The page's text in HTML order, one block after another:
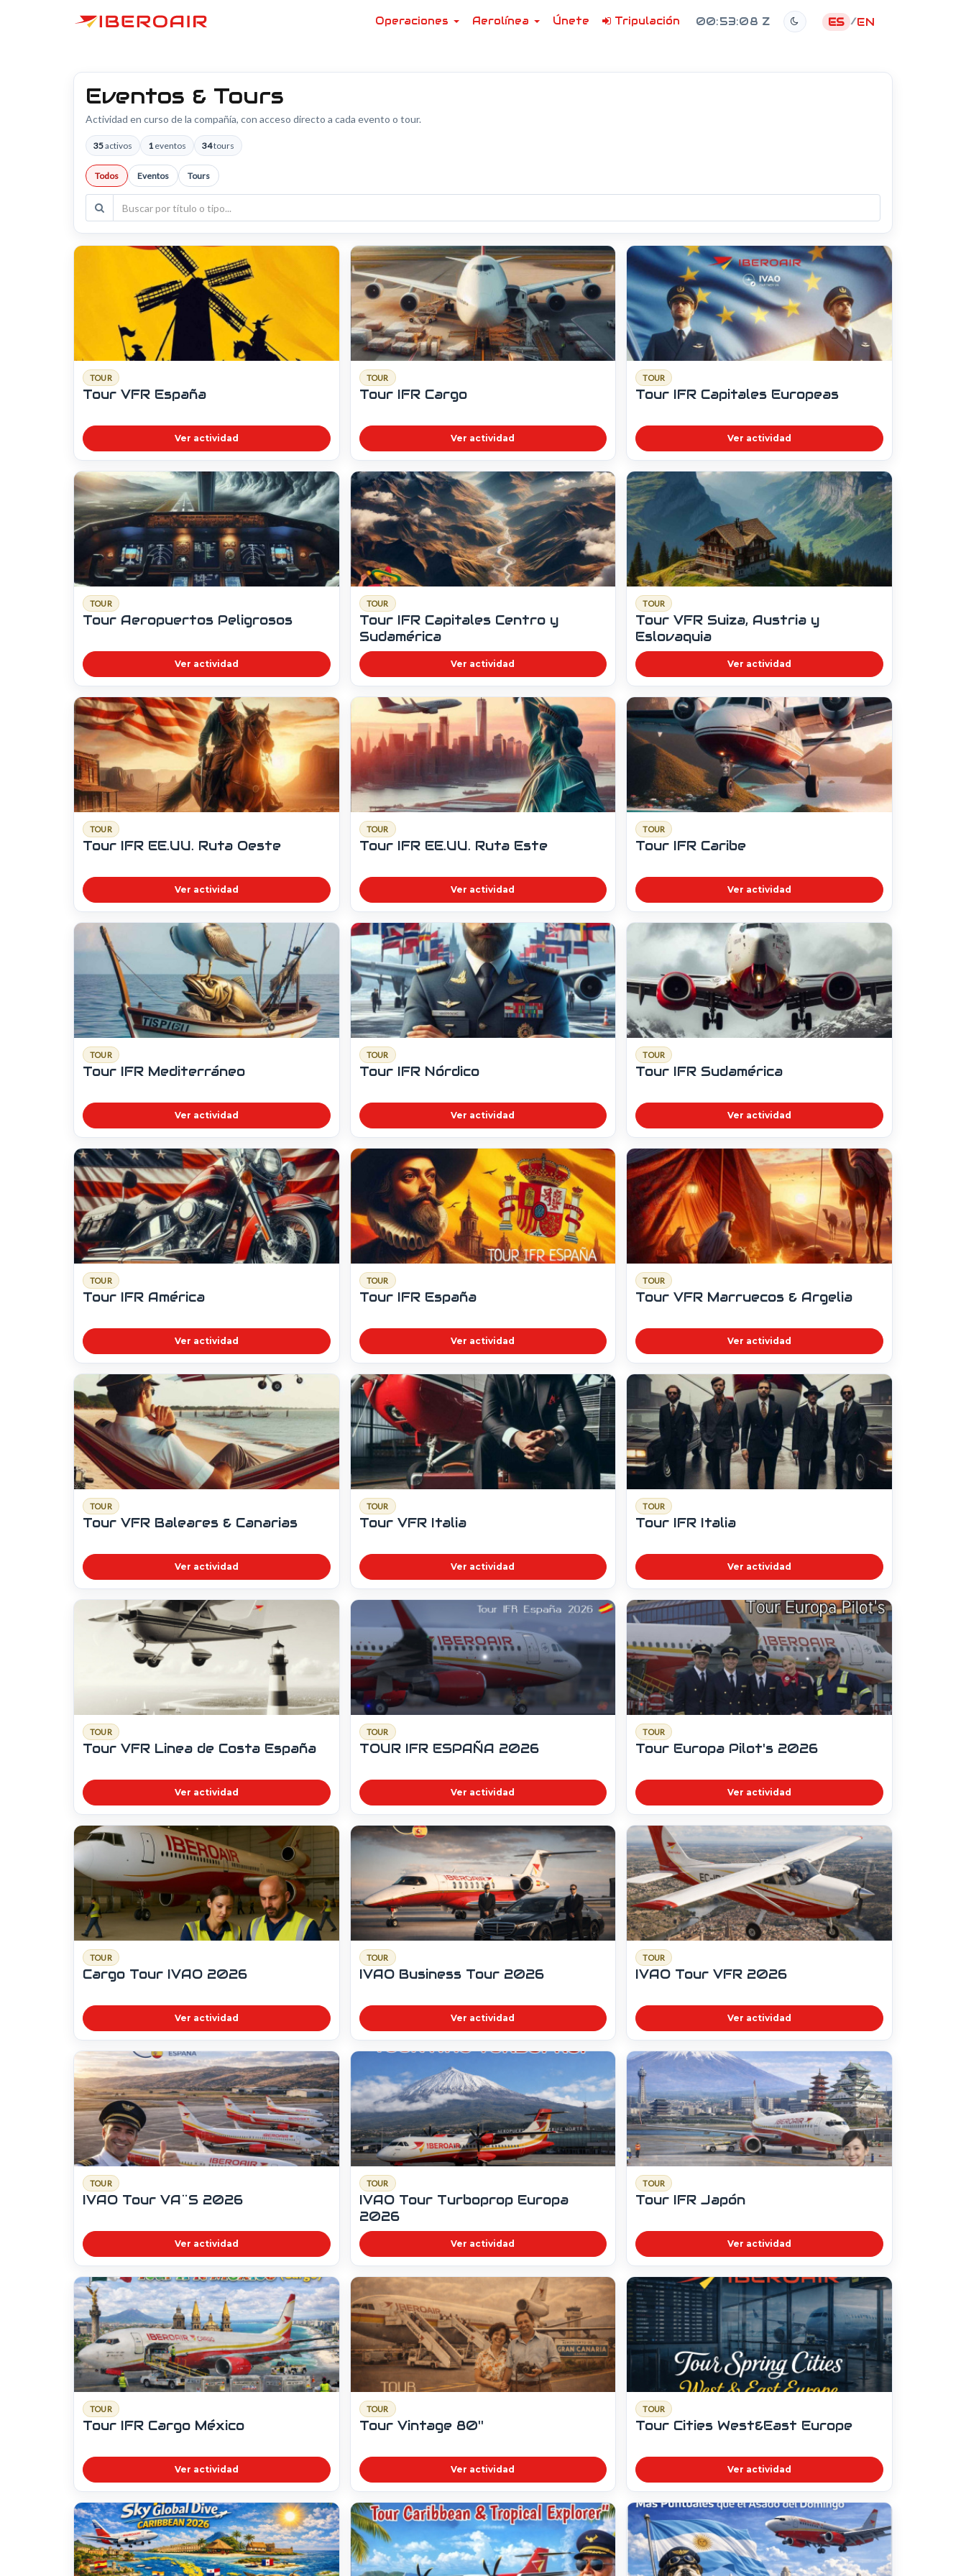
Inicio
Operaciones Aerolínea Únete Tripulación 00:53:10 Z ES /EN
Eventos & Tours
Actividad en curso de la compañía, con acceso directo a cada evento o tour.
35activos 1eventos 34tours
Todos Eventos Tours
TOUR
Tour VFR España
Ver actividad
TOUR
Tour IFR Cargo
Ver actividad
TOUR
Tour IFR Capitales Europeas
Ver actividad
TOUR
Tour Aeropuertos Peligrosos
Ver actividad
TOUR
Tour IFR Capitales Centro y
Sudamérica
Ver actividad
TOUR
Tour VFR Suiza, Austria y
Eslovaquia
Ver actividad
TOUR
Tour IFR EE.UU. Ruta Oeste
Ver actividad
TOUR
Tour IFR EE.UU. Ruta Este
Ver actividad
TOUR
Tour IFR Caribe
Ver actividad
TOUR
Tour IFR Mediterráneo
Ver actividad
TOUR
Tour IFR Nórdico
Ver actividad
TOUR
Tour IFR Sudamérica
Ver actividad
TOUR
Tour IFR América
Ver actividad
TOUR
Tour IFR España
Ver actividad
TOUR
Tour VFR Marruecos & Argelia
Ver actividad
TOUR
Tour VFR Baleares & Canarias
Ver actividad
TOUR
Tour VFR Italia
Ver actividad
TOUR
Tour IFR Italia
Ver actividad
TOUR
Tour VFR Linea de Costa España
Ver actividad
TOUR
TOUR IFR ESPAÑA 2026
Ver actividad
TOUR
Tour Europa Pilot's 2026
Ver actividad
TOUR
Cargo Tour IVAO 2026
Ver actividad
TOUR
IVAO Business Tour 2026
Ver actividad
TOUR
IVAO Tour VFR 2026
Ver actividad
TOUR
IVAO Tour VA¨S 2026
Ver actividad
TOUR
IVAO Tour Turboprop Europa
2026
Ver actividad
TOUR
Tour IFR Japón
Ver actividad
TOUR
Tour IFR Cargo México
Ver actividad
TOUR
Tour Vintage 80''
Ver actividad
TOUR
Tour Cities West&East Europe
Ver actividad